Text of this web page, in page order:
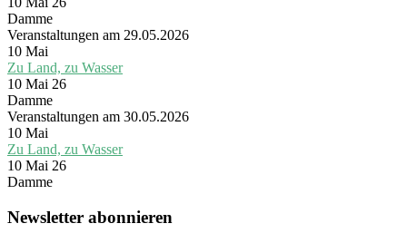
Damme
Veranstaltungen am 29.05.2026
10 Mai
Zu Land, zu Wasser
10 Mai 26
Damme
Veranstaltungen am 30.05.2026
10 Mai
Zu Land, zu Wasser
10 Mai 26
Damme
Newsletter abonnieren